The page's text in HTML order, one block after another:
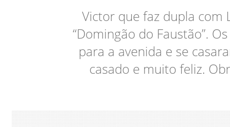
Victor que faz dupla com
“Domingão do Faustão”.
para a avenida e se
casado e muito feliz.